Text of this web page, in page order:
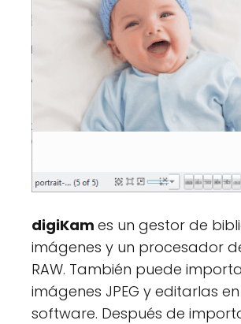
digiKam es un gestor de
imágenes y un procesador
RAW. También puede
imágenes JPEG y editarlas
software. Después de